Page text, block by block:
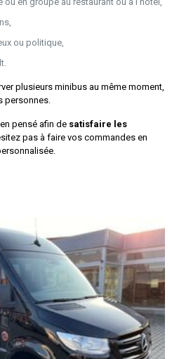
ou politique,
plusieurs minibus au même moment,
personnes.
pensé afin de satisfaire les
pas à faire vos commandes en